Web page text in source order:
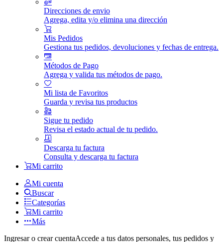
Direcciones de envio
Agrega, edita y/o elimina una dirección
Mis Pedidos
Gestiona tus pedidos, devoluciones y fechas de entrega.
Métodos de Pago
Agrega y valida tus métodos de pago.
Mi lista de Favoritos
Guarda y revisa tus productos
Sigue tu pedido
Revisa el estado actual de tu pedido.
Descarga tu factura
Consulta y descarga tu factura
Mi carrito
Mi cuenta
Buscar
Categorías
Mi carrito
Más
Ingresar o crear cuentaAccede a tus datos personales, tus pedidos y